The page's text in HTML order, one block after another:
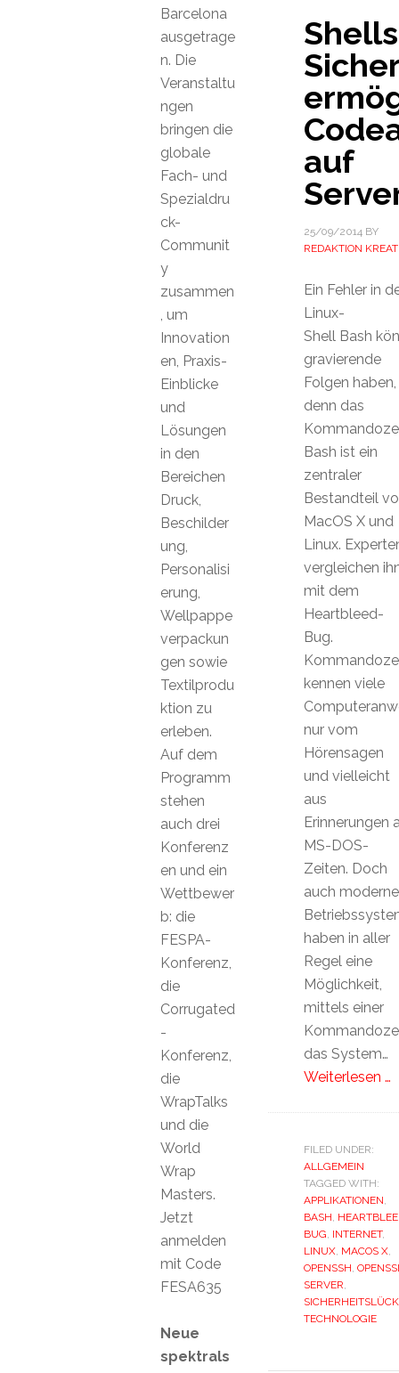
auf
25/09/2014BY
REDAKTION
Ein Fehler in
Linux-
Shell Bash
gravierende
Folgen haben,
denn das
Bash ist ein
zentraler
Bestandteil
MacOS X und
Linux.
vergleichen
mit dem
Heartbleed-
Bug.
kennen viele
nur vom
Hörensagen
und vielleicht
aus
Erinnerungen
MS-DOS-
Zeiten. Doch
auch moderne
haben in aller
Regel eine
Möglichkeit,
mittels einer
das System…
Weiterlesen …
FILED UNDER:
ALLGEMEIN
TAGGED WITH:
APPLIKATIONEN,
BASH,
BUG, INTERNET,
LINUX, MACOS X,
OPENSSH,
SERVER,
TECHNOLOGIE
Barcelona
ausgetrage
n. Die
Veranstaltu
ngen
bringen die
globale
Fach- und
Spezialdru
ck-
Communit
y
zusammen
, um
Innovation
en, Praxis-
Einblicke
und
Lösungen
in den
Bereichen
Druck,
Beschilder
ung,
Personalisi
erung,
Wellpappe
verpackun
gen sowie
Textilprodu
ktion zu
erleben.
Auf dem
Programm
stehen
auch drei
Konferenz
en und ein
Wettbewer
b: die
FESPA-
Konferenz,
die
Corrugated
-
Konferenz,
die
WrapTalks
und die
World
Wrap
Masters.
Jetzt
anmelden
mit Code
FESA635
Neue
spektrals